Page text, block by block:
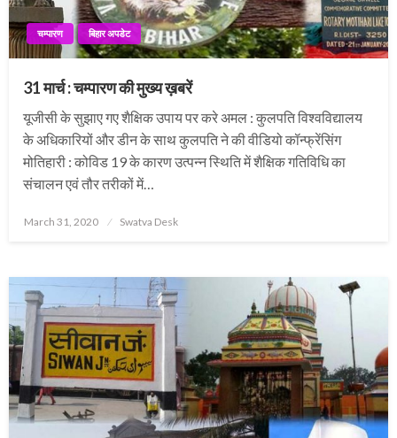
चम्पारण बिहार अपडेट
31 मार्च : चम्पारण की मुख्य ख़बरें
यूजीसी के सुझाए गए शैक्षिक उपाय पर करे अमल : कुलपति विश्वविद्यालय
के अधिकारियों और डीन के साथ कुलपति ने की वीडियो कॉन्फ्रेंसिंग
मोतिहारी : कोविड 19 के कारण उत्पन्न स्थिति में शैक्षिक गतिविधि का
संचालन एवं तौर तरीकों में…
Posted
March 31, 2020 Swatva Desk